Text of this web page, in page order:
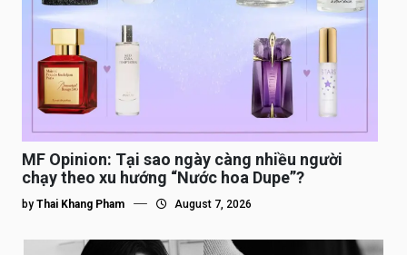
MF Opinion: Tại sao ngày càng nhiều người
chạy theo xu hướng “Nước hoa Dupe”?
by Thai Khang Pham August 7, 2026